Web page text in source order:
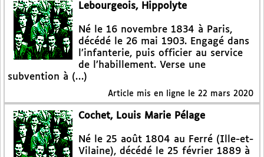
Lebourgeois, Hippolyte
Né le 16 novembre 1834 à Paris,
décédé le 26 mai 1903. Engagé dans
l’infanterie, puis officier au service
de l’habillement. Verse une
subvention à (…)
Article mis en ligne le 22 mars 2020
Cochet, Louis Marie Pélage
Né le 25 août 1804 au Ferré (Ille-et-
Vilaine), décédé le 25 février 1889 à